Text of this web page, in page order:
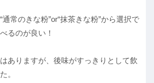
常のきな粉”or“抹茶きな粉”から選択で
るのが良い！
ありますが、後味がすっきりとして飲
。